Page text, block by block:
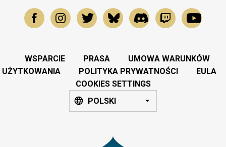
WSPARCIE PRASA
UMOWA WARUNKÓW
UŻYTKOWANIA
POLITYKA PRYWATNOŚCI
EULA
COOKIES SETTINGS
POLSKI